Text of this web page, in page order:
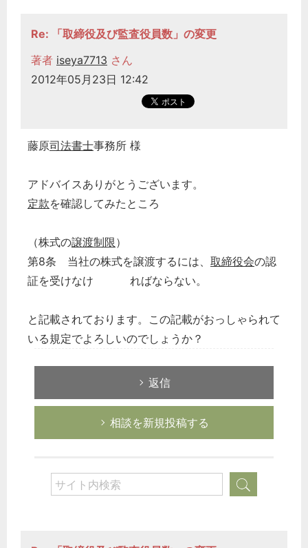
Re: 「取締役及び監査役員数」の変更
著者 iseya7713 さん
2012年05月23日 12:42
藤原司法書士事務所 様
アドバイスありがとうございます。
定款を確認してみたところ
（株式の譲渡制限）
第8条 当社の株式を譲渡するには、 取締役会の認
証を受けなけ ればならない。
と記載されております。この記載がおっしゃられて
いる規定でよろしいのでしょうか？
返信
相談を新規投稿する
選択してください
労務管理
企業法務